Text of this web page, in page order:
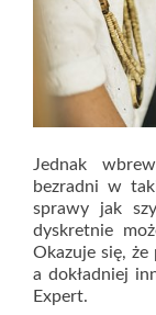
Jednak
bezradni w
sprawy jak
dyskretnie
Okazuje się,
a dokładniej
Expert.